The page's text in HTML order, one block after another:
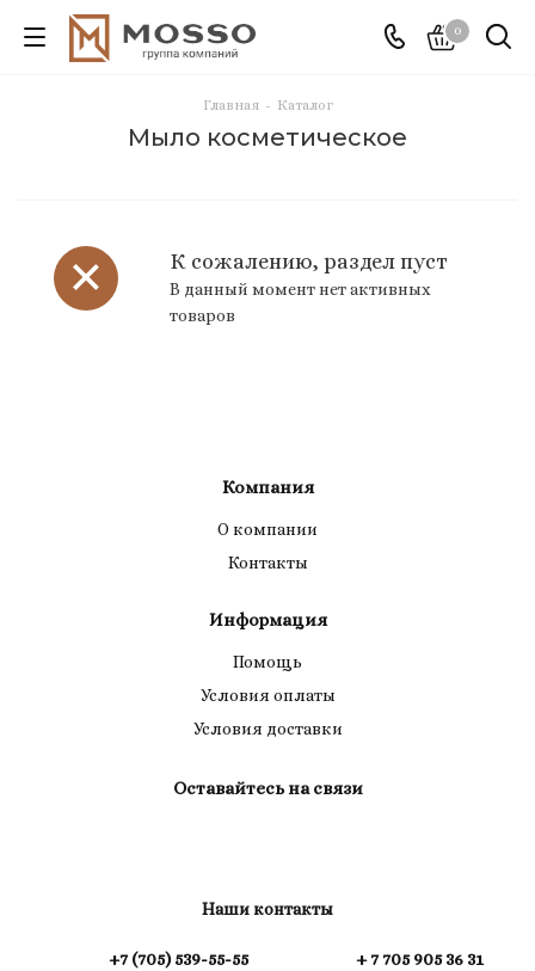
0
Главная - Каталог
Мыло косметическое
К сожалению, раздел пуст
В данный момент нет активных
товаров
Компания
О компании
Контакты
Информация
Помощь
Условия оплаты
Условия доставки
Оставайтесь на связи
Наши контакты
+7 (705) 539-55-55 + 7 705 905 36 31